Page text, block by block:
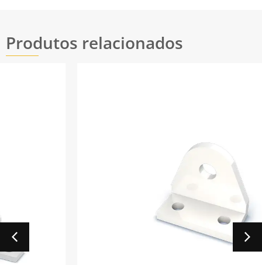
Produtos relacionados